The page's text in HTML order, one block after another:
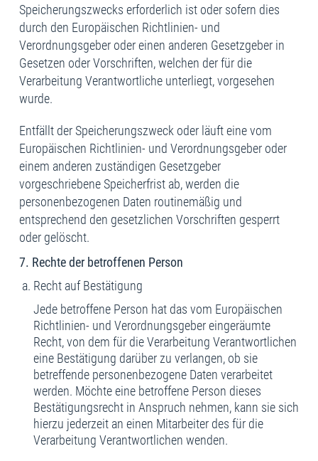
Speicherungszwecks erforderlich ist oder sofern dies
durch den Europäischen Richtlinien- und
Verordnungsgeber oder einen anderen Gesetzgeber in
Gesetzen oder Vorschriften, welchen der für die
Verarbeitung Verantwortliche unterliegt, vorgesehen
wurde.
Entfällt der Speicherungszweck oder läuft eine vom
Europäischen Richtlinien- und Verordnungsgeber oder
einem anderen zuständigen Gesetzgeber
vorgeschriebene Speicherfrist ab, werden die
personenbezogenen Daten routinemäßig und
entsprechend den gesetzlichen Vorschriften gesperrt
oder gelöscht.
7. Rechte der betroffenen Person
Recht auf Bestätigung
Jede betroffene Person hat das vom Europäischen
Richtlinien- und Verordnungsgeber eingeräumte
Recht, von dem für die Verarbeitung Verantwortlichen
eine Bestätigung darüber zu verlangen, ob sie
betreffende personenbezogene Daten verarbeitet
werden. Möchte eine betroffene Person dieses
Bestätigungsrecht in Anspruch nehmen, kann sie sich
hierzu jederzeit an einen Mitarbeiter des für die
Verarbeitung Verantwortlichen wenden.